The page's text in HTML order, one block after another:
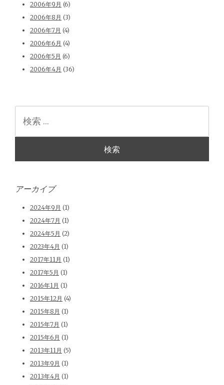
2006年9月 (6)
2006年8月 (3)
2006年7月 (4)
2006年6月 (4)
2006年5月 (6)
2006年4月 (36)
アーカイブ
2024年9月 (1)
2024年7月 (1)
2024年5月 (2)
2023年4月 (1)
2017年11月 (1)
2017年5月 (1)
2016年1月 (1)
2015年12月 (4)
2015年8月 (1)
2015年7月 (1)
2015年6月 (1)
2013年11月 (5)
2013年9月 (1)
2013年4月 (1)